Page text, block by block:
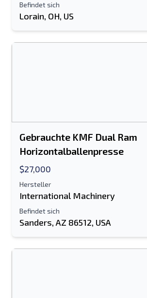
Befindet sich
Lorain, OH, US
Gebrauchte KMF Dual Ram
Horizontalballenpresse
$27,000
Hersteller
International Machinery
Befindet sich
Sanders, AZ 86512, USA